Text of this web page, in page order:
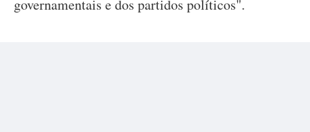
governamentais e dos partidos políticos".